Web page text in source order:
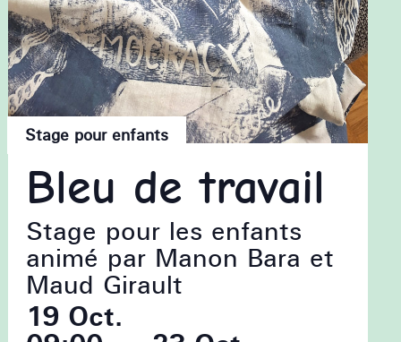
Stage pour enfants
Bleu de travail
Stage pour les enfants
animé par Manon Bara et
Maud Girault
19 Oct.